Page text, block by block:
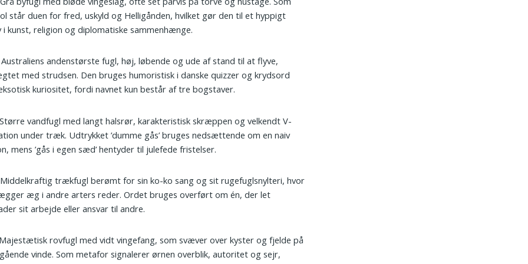
står duen for fred, uskyld og Helligånden, hvilket gør den til et hyppigt
i kunst, religion og diplomatiske sammenhænge.
Australiens andenstørste fugl, høj, løbende og ude af stand til at flyve,
med strudsen. Den bruges humoristisk i danske quizzer og krydsord
kuriositet, fordi navnet kun består af tre bogstaver.
vandfugl med langt halsrør, karakteristisk skræppen og velkendt V-
under træk. Udtrykket ’dumme gås’ bruges nedsættende om en naiv
mens ’gås i egen sæd’ hentyder til julefede fristelser.
trækfugl berømt for sin ko-ko sang og sit rugefuglsnylteri, hvor
æg i andre arters reder. Ordet bruges overført om én, der let
sit arbejde eller ansvar til andre.
rovfugl med vidt vingefang, som svæver over kyster og fjelde på
vinde. Som metafor signalerer ørnen overblik, autoritet og sejr,